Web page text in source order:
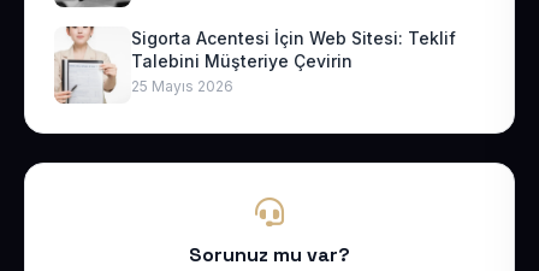
Sigorta Acentesi İçin Web Sitesi: Teklif
Talebini Müşteriye Çevirin
25 Mayıs 2026
Sorunuz mu var?